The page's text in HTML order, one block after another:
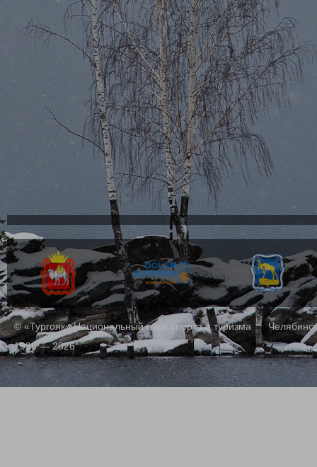
© «Тургояк» Национальный парк спорта и туризма
1996 — 2026